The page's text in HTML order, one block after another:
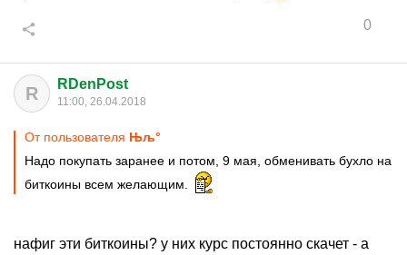
0
R RDenPost
11:00, 26.04.2018
От пользователя Њљ°
Надо покупать заранее и потом, 9 мая, обменивать бухло на
биткоины всем желающим.
нафиг эти биткоины? у них курс постоянно скачет - а